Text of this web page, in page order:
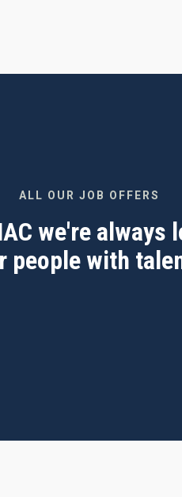
ALL OUR JOB OFFERS
we're always
people with